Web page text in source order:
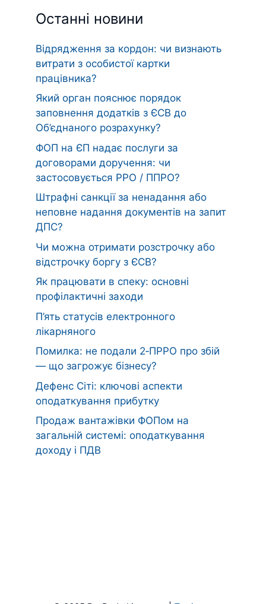
Останні новини
Відрядження за кордон: чи визнають
витрати з особистої картки
працівника?
Який орган пояснює порядок
заповнення додатків з ЄСВ до
Об’єднаного розрахунку?
ФОП на ЄП надає послуги за
договорами доручення: чи
застосовується РРО / ППРО?
Штрафні санкції за ненадання або
неповне надання документів на запит
ДПС?
Чи можна отримати розстрочку або
відстрочку боргу з ЄСВ?
Як працювати в спеку: основні
профілактичні заходи
П’ять статусів електронного
лікарняного
Помилка: не подали 2‑ПРРО про збій
— що загрожує бізнесу?
Дефенс Сіті: ключові аспекти
оподаткування прибутку
Продаж вантажівки ФОПом на
загальній системі: оподаткування
доходу і ПДВ